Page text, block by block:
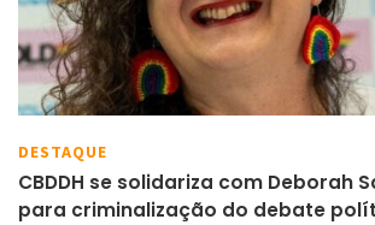
DESTAQUE
CBDDH se solidariza com Deborah
para criminalização do debate